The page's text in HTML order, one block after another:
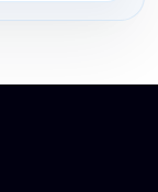
группа или